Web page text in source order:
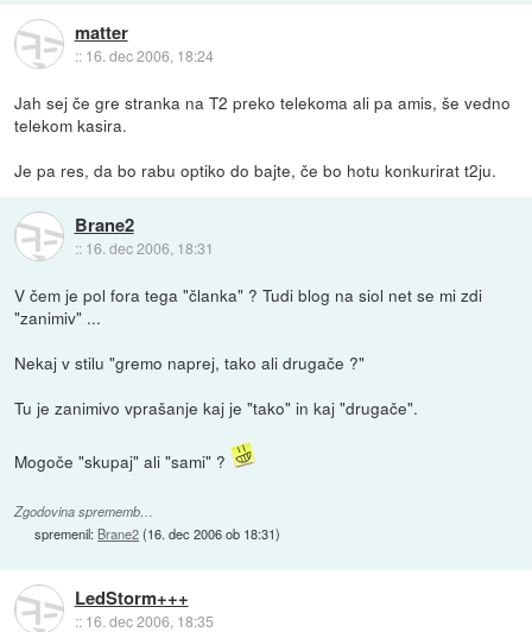
matter
:: 16. dec 2006, 18:24
Jah sej če gre stranka na T2 preko telekoma ali pa amis, še vedno
telekom kasira.
Je pa res, da bo rabu optiko do bajte, če bo hotu konkurirat t2ju.
Brane2
:: 16. dec 2006, 18:31
V čem je pol fora tega "članka" ? Tudi blog na siol net se mi zdi
"zanimiv" ...
Nekaj v stilu "gremo naprej, tako ali drugače ?"
Tu je zanimivo vprašanje kaj je "tako" in kaj "drugače".
Mogoče "skupaj" ali "sami" ?
Zgodovina sprememb…
spremenil: Brane2(16. dec 2006 ob 18:31)
LedStorm+++
:: 16. dec 2006, 18:35